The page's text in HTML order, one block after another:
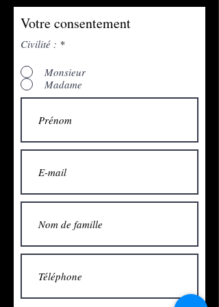
Votre consentement
Civilité : *
Monsieur
Madame